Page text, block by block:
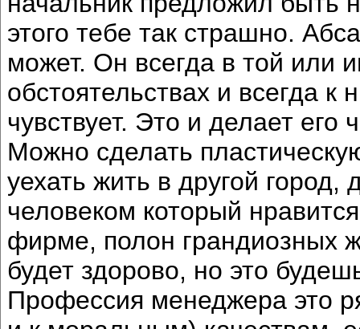
этого тебе так страшно.
может. Он всегда в той или
обстоятельствах и всегда
чувствует. Это и делает его
Можно сделать
уехать жить в другой город,
человеком который
фирме, полон грандиозных
будет здорово, но это
Профессия менеджера это